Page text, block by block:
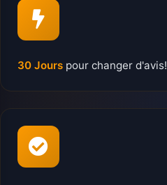
30 Jours pour changer d'avis!